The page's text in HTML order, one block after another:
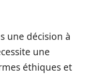
une décision à
une
éthiques et